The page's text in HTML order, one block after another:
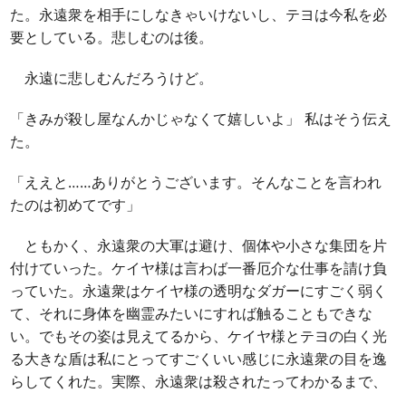
た。永遠衆を相手にしなきゃいけないし、テヨは今私を必
要としている。悲しむのは後。
永遠に悲しむんだろうけど。
「きみが殺し屋なんかじゃなくて嬉しいよ」 私はそう伝え
た。
「ええと……ありがとうございます。そんなことを言われ
たのは初めてです」
ともかく、永遠衆の大軍は避け、個体や小さな集団を片
付けていった。ケイヤ様は言わば一番厄介な仕事を請け負
っていた。永遠衆はケイヤ様の透明なダガーにすごく弱く
て、それに身体を幽霊みたいにすれば触ることもできな
い。でもその姿は見えてるから、ケイヤ様とテヨの白く光
る大きな盾は私にとってすごくいい感じに永遠衆の目を逸
らしてくれた。実際、永遠衆は殺されたってわかるまで、